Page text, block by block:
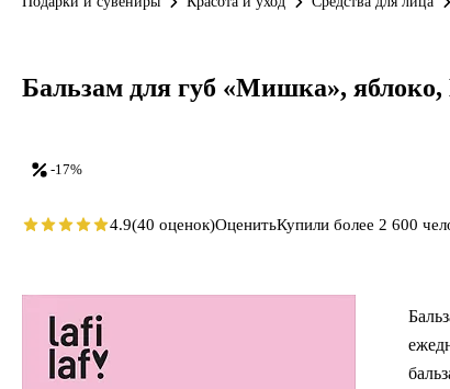
-17%
Бальзам для губ «Мишка»,
4.9(40 оценок)ОценитьКупили более 2 600